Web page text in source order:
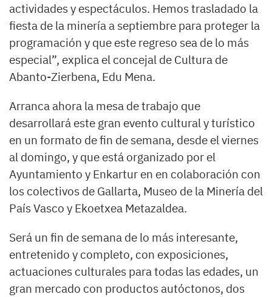
actividades y espectáculos. Hemos trasladado la
fiesta de la minería a septiembre para proteger la
programación y que este regreso sea de lo más
especial”, explica el concejal de Cultura de
Abanto-Zierbena, Edu Mena.
Arranca ahora la mesa de trabajo que
desarrollará este gran evento cultural y turístico
en un formato de fin de semana, desde el viernes
al domingo, y que está organizado por el
Ayuntamiento y Enkartur en en colaboración con
los colectivos de Gallarta, Museo de la Minería del
País Vasco y Ekoetxea Metazaldea.
Será un fin de semana de lo más interesante,
entretenido y completo, con exposiciones,
actuaciones culturales para todas las edades, un
gran mercado con productos autóctonos, dos